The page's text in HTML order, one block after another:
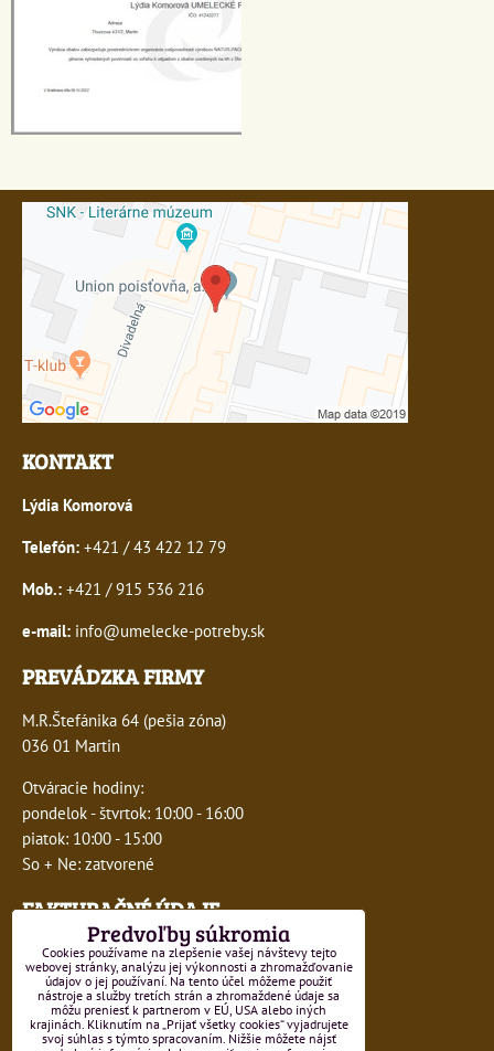
KONTAKT
Lýdia Komorová
Telefón: +421 / 43 422 12 79
Mob.: +421 / 915 536 216
e-mail: info@umelecke-potreby.sk
PREVÁDZKA FIRMY
M.R.Štefánika 64 (pešia zóna)
036 01 Martin
Otváracie hodiny:
pondelok - štvrtok: 10:00 - 16:00
piatok: 10:00 - 15:00
So + Ne: zatvorené
FAKTURAČNÉ ÚDAJE
IČO:41243277
DIČ:1047749593
IČ DPH:SK1047749593
Predvoľby súkromia
Cookies používame na zlepšenie vašej návštevy tejto
webovej stránky, analýzu jej výkonnosti a zhromažďovanie
údajov o jej používaní. Na tento účel môžeme použiť
nástroje a služby tretích strán a zhromaždené údaje sa
môžu preniesť k partnerom v EÚ, USA alebo iných
krajinách. Kliknutím na „Prijať všetky cookies“ vyjadrujete
svoj súhlas s týmto spracovaním. Nižšie môžete nájsť